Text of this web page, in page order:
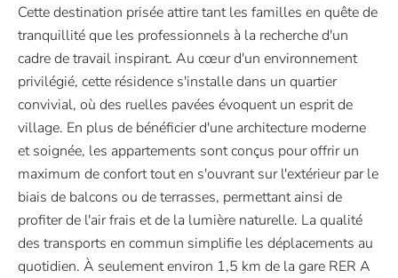
Cette destination prisée attire tant les familles en quête de
tranquillité que les professionnels à la recherche d'un
cadre de travail inspirant. Au cœur d'un environnement
privilégié, cette résidence s'installe dans un quartier
convivial, où des ruelles pavées évoquent un esprit de
village. En plus de bénéficier d'une architecture moderne
et soignée, les appartements sont conçus pour offrir un
maximum de confort tout en s'ouvrant sur l'extérieur par le
biais de balcons ou de terrasses, permettant ainsi de
profiter de l'air frais et de la lumière naturelle. La qualité
des transports en commun simplifie les déplacements au
quotidien. À seulement environ 1,5 km de la gare RER A